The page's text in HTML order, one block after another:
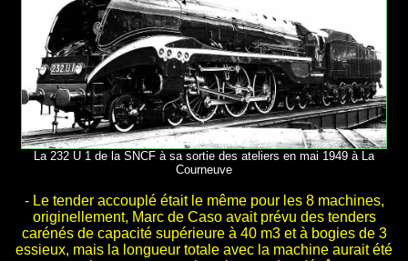
La 232 U 1 de la SNCF à sa sortie des ateliers en mai 1949 à La
Courneuve
- Le tender accouplé était le même pour les 8 machines,
originellement, Marc de Caso avait prévu des tenders
carénés de capacité supérieure à 40 m3 et à bogies de 3
essieux, mais la longueur totale avec la machine aurait été